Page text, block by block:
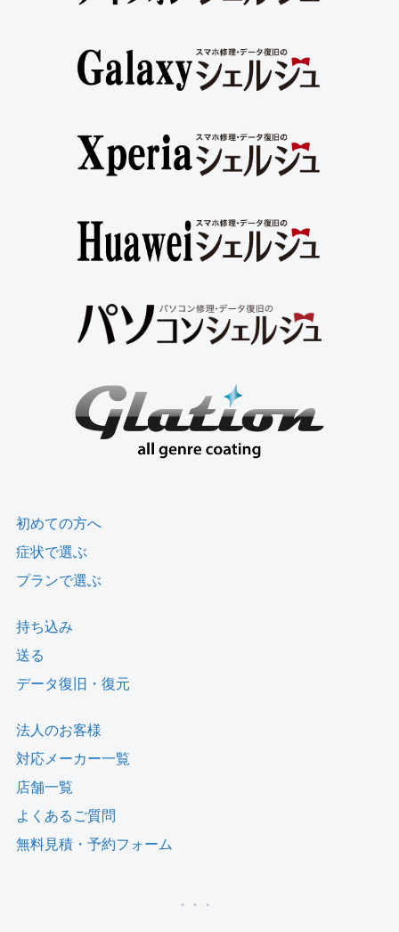
初めての方へ
症状で選ぶ
プランで選ぶ
持ち込み
送る
データ復旧・復元
法人のお客様
対応メーカー一覧
店舗一覧
よくあるご質問
無料見積・予約フォーム